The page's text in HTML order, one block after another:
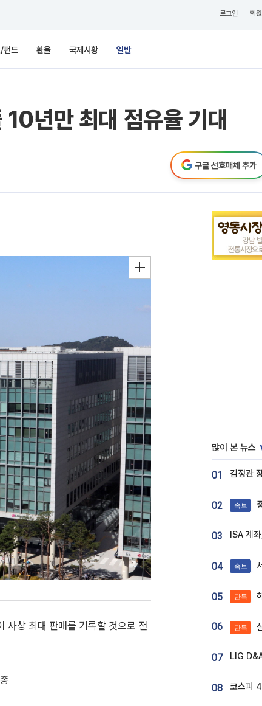
로그인 회
펀드 환율 국제시황 일반
년만 최대 점유율 기대
구글 선호매체 추가
사상 최대 판매를 기록할 것으로 전
많이 본 뉴스
01
02 속보
03 ISA 계
04 속보
05 단독
06 단독 실
07
08